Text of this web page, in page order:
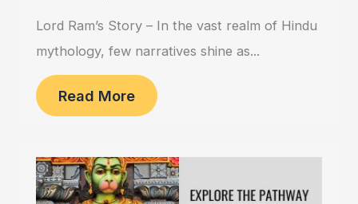
Lord Ram’s Story – In the vast realm of Hindu
mythology, few narratives shine as...
Read More